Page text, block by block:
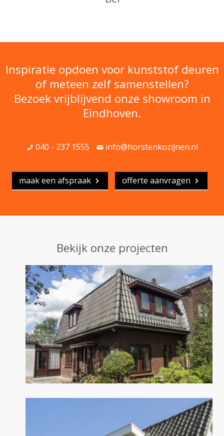
Inspiratie opdoen voor kunststof deuren
of meteen zelf samenstellen?
Bezoek vrijblijvend onze showroom in
Eindhoven.
040 - 237 1555 info@horstenkozijnen.nl
maak een afspraak offerte aanvragen
Bekijk onze projecten